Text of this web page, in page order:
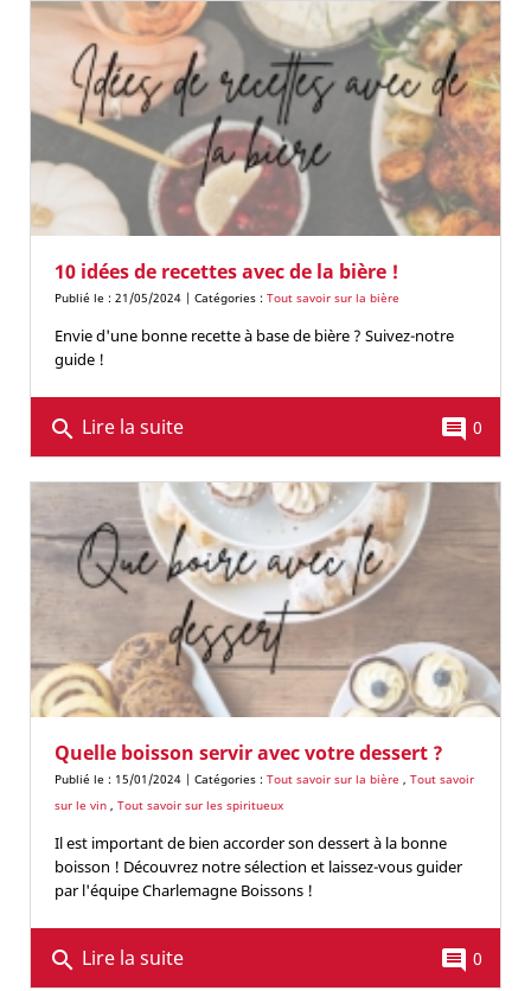
10 idées de recettes avec de la bière !
Publié le : 21/05/2024 | Catégories : Tout savoir sur la bière
Envie d'une bonne recette à base de bière ? Suivez-notre
guide !
search Lire la suite comment 0
Quelle boisson servir avec votre dessert ?
Publié le : 15/01/2024 | Catégories : Tout savoir sur la bière , Tout savoir
sur le vin , Tout savoir sur les spiritueux
Il est important de bien accorder son dessert à la bonne
boisson ! Découvrez notre sélection et laissez-vous guider
par l'équipe Charlemagne Boissons !
search Lire la suite comment 0